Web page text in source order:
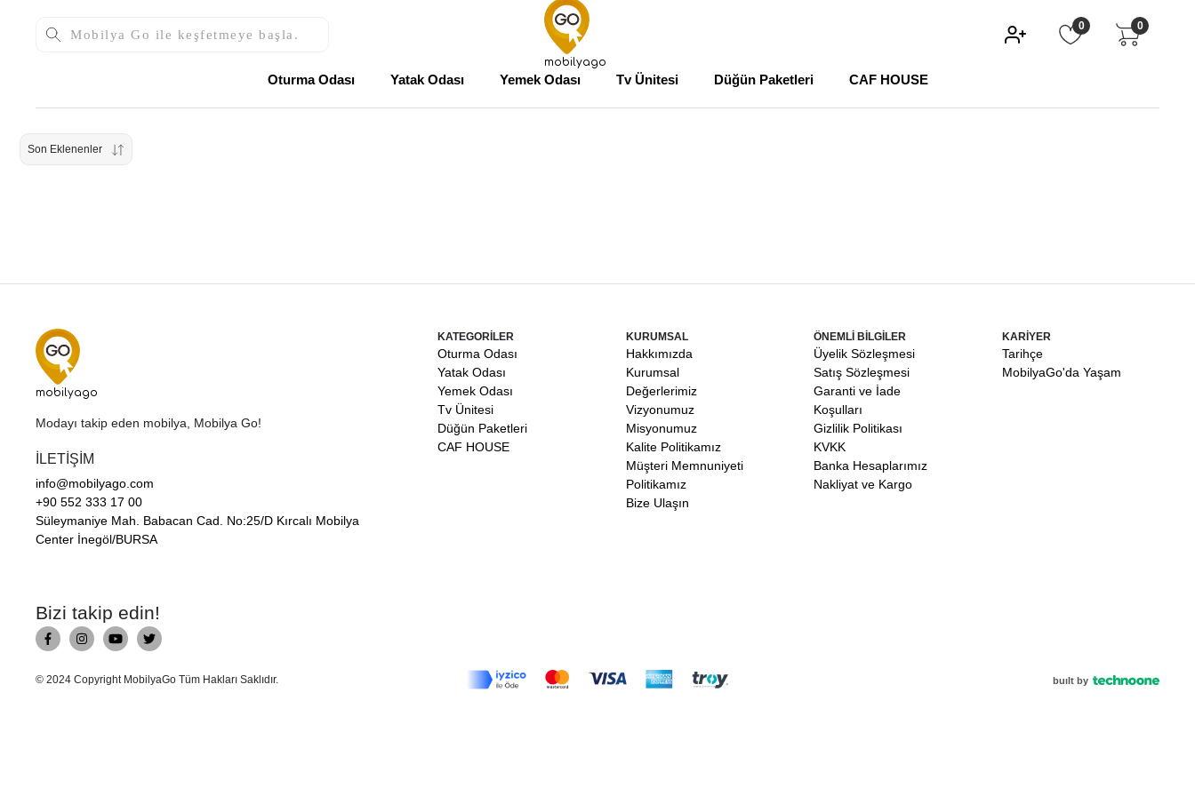
mobilyago
0 0
Oturma Odası Yatak Odası Yemek Odası Tv Ünitesi Düğün Paketleri CAF HOUSE
Son Eklenenler
mobilyago
Modayı takip eden mobilya, Mobilya Go!
İLETİŞİM
info@mobilyago.com
+90 552 333 17 00
Süleymaniye Mah. Babacan Cad. No:25/D Kırcalı Mobilya
Center İnegöl/BURSA
Bizi takip edin!
KATEGORİLER
Oturma Odası
Yatak Odası
Yemek Odası
Tv Ünitesi
Düğün Paketleri
CAF HOUSE
KURUMSAL
Hakkımızda
Kurumsal
Değerlerimiz
Vizyonumuz
Misyonumuz
Kalite Politikamız
Müşteri Memnuniyeti
Politikamız
Bize Ulaşın
ÖNEMLİ BİLGİLER
Üyelik Sözleşmesi
Satış Sözleşmesi
Garanti ve İade
Koşulları
Gizlilik Politikası
KVKK
Banka Hesaplarımız
Nakliyat ve Kargo
KARİYER
Tarihçe
MobilyaGo'da Yaşam
© 2024 Copyright MobilyaGo Tüm Hakları Saklıdır. built by